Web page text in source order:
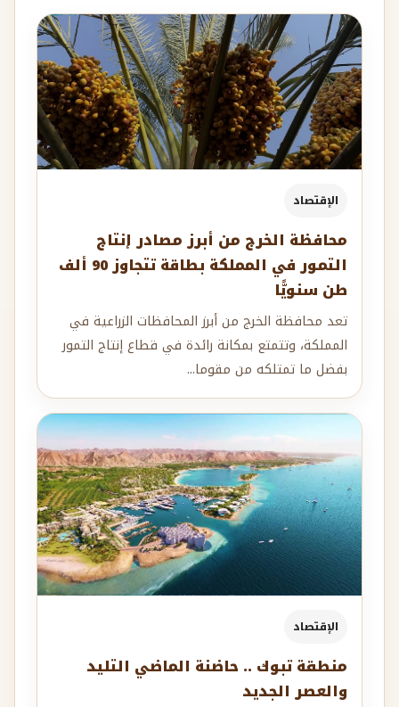
الإقتصاد
محافظة الخرج من أبرز مصادر إنتاج
التمور في المملكة بطاقة تتجاوز 90 ألف
طن سنويًّا
تعد محافظة الخرج من أبرز المحافظات الزراعية في
المملكة، وتتمتع بمكانة رائدة في قطاع إنتاج التمور
بفضل ما تمتلكه من مقوما...
الإقتصاد
منطقة تبوك .. حاضنة الماضي التليد
والعصر الجديد